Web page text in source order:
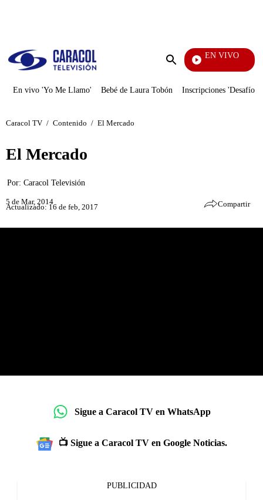
Enviar
EN VIVO
La Red
En vivo 'Yo Me Llamo' Bebé de Laura Tobón Inscripciones 'Desafío'
Caracol TV / Contenido / El Mercado
El Mercado
Por: Caracol Televisión
5 de Mar, 2014
Actualizado: 16 de feb, 2017 Compartir
Sigue a Caracol TV en WhatsApp
📺 Sigue a Caracol TV en Google Noticias.
PUBLICIDAD